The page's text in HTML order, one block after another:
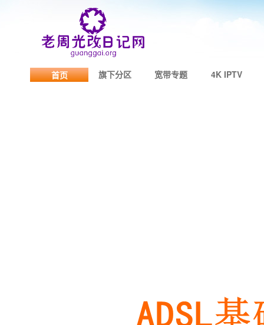
首页 旗下分区 宽带专题 4K IPTV